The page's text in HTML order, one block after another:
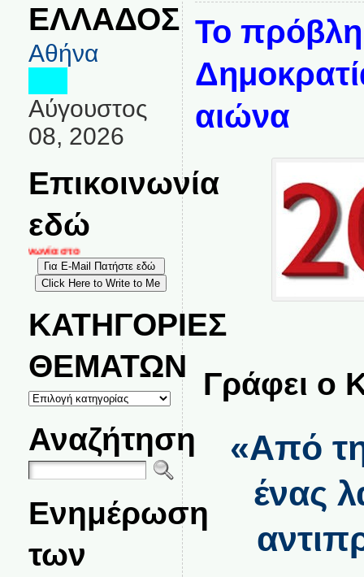
ΕΛΛΑΔΟΣ
Αθήνα
Αύγουστος
08, 2026
Επικοινωνία
εδώ
στο
ΚΑΤΗΓΟΡΙΕΣ
ΘΕΜΑΤΩΝ
ΚΑΤΗΓΟΡΙΕΣ
ΘΕΜΑΤΩΝ
Αναζήτηση
Ενημέρωση
των
Το
αιώνα
Γράφει ο
«Από
ένας